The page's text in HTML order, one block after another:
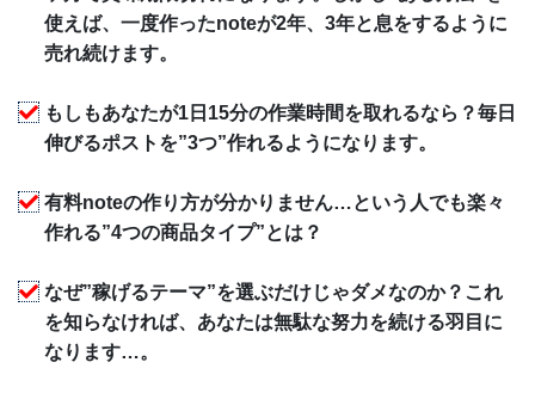
使えば、一度作ったnoteが2年、3年と息をするように
売れ続けます。
もしもあなたが1日15分の作業時間を取れるなら？毎日
伸びるポストを”3つ”作れるようになります。
有料noteの作り方が分かりません…という人でも楽々
作れる”4つの商品タイプ”とは？
なぜ”稼げるテーマ”を選ぶだけじゃダメなのか？これ
を知らなければ、あなたは無駄な努力を続ける羽目に
なります…。